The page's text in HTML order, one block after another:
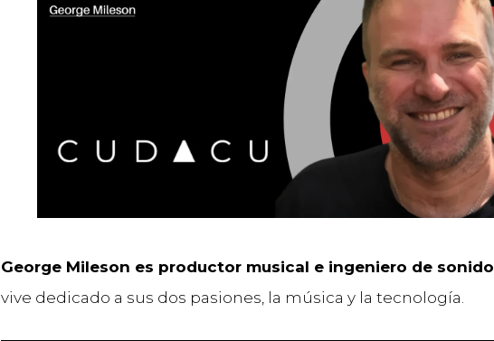
George Mileson es productor musical e ingeniero de sonido
vive dedicado a sus dos pasiones, la música y la tecnología.